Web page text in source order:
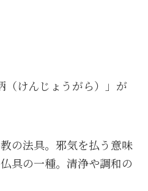
（けんじょうがら）」が
の法具。邪気を払う意味
具の一種。清浄や調和の